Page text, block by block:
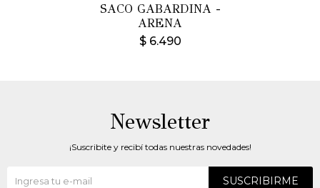
SACO GABARDINA -
ARENA
$ 6.490
Newsletter
¡Suscribite y recibí todas nuestras novedades!
SUSCRIBIRME